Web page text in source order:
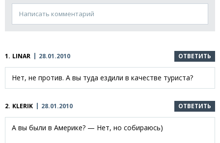
Написать комментарий
1. LINAR 28.01.2010 ОТВЕТИТЬ
Нет, не против. А вы туда ездили в качестве туриста?
2. KLERIK 28.01.2010 ОТВЕТИТЬ
А вы были в Америке? — Нет, но собираюсь)